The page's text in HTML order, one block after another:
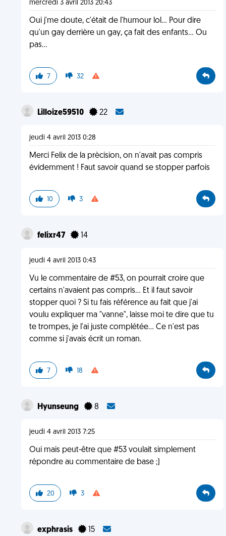
mercredi 3 avril 2013 20:43
Oui j'me doute, c'était de l'humour lol... Pour dire
qu'un gay derrière un gay, ça fait des enfants... Ou
pas...
7 32
Lilloize59510 22
jeudi 4 avril 2013 0:28
Merci Felix de la prècision, on n'avait pas compris
évidemment ! Faut savoir quand se stopper parfois
10 3
felixr47 14
jeudi 4 avril 2013 0:43
Vu le commentaire de #53, on pourrait croire que
certains n'avaient pas compris... Et il faut savoir
stopper quoi ? Si tu fais référence au fait que j'ai
voulu expliquer ma "vanne", laisse moi te dire que tu
te trompes, je l'ai juste complétée... Ce n'est pas
comme si j'avais écrit un roman.
7 18
Hyunseung 8
jeudi 4 avril 2013 7:25
Oui mais peut-être que #53 voulait simplement
répondre au commentaire de base ;)
20 3
exphrasis 15